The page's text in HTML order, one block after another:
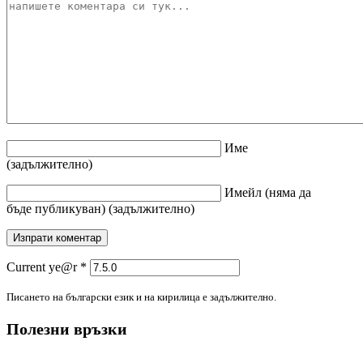
Име
(задължително)
Имейл (няма да
бъде публикуван) (задължително)
Current ye@r *
Писането на български език и на кирилица е задължително.
Полезни връзки